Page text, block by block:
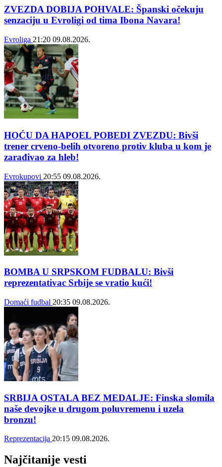
ZVEZDA DOBIJA POHVALE: Španski očekuju
senzaciju u Evroligi od tima Ibona Navara!
Evroliga 21:20 09.08.2026.
HOĆU DA HAPOEL POBEDI ZVEZDU: Bivši
trener crveno-belih otvoreno protiv kluba u kom je
zarađivao za hleb!
Evrokupovi 20:55 09.08.2026.
BOMBA U SRPSKOM FUDBALU: Bivši
reprezentativac Srbije se vratio kući!
Domaći fudbal 20:35 09.08.2026.
SRBIJA OSTALA BEZ MEDALJE: Finska slomila
naše devojke u drugom poluvremenu i uzela
bronzu!
Reprezentacija 20:15 09.08.2026.
Najčitanije vesti